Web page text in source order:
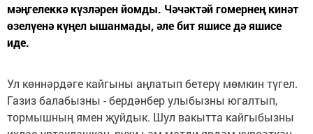
мәңгелеккә күзләрен йомды. Чәчәктәй гомернең кинәт
өзелүенә күңел ышанмады, әле бит яшисе дә яшисе
иде.
Ул көннәрдәге кайгыны аңлатып бетерү мөмкин түгел.
Газиз балабызны - бердәнбер улыбызны югалтып,
тормышның ямен җуйдык. Шул вакытта кайгыбызны